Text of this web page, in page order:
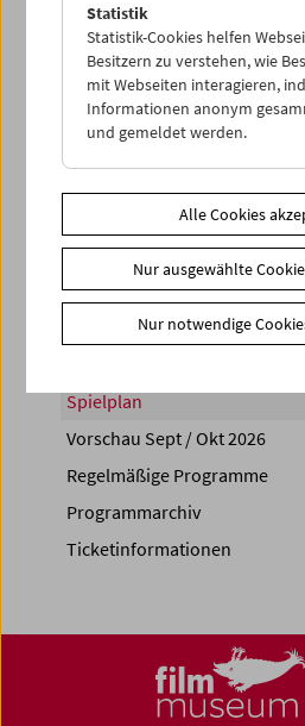
PROGRAMM ÜBERBLICK
Share on
Spielplan
Vorschau Sept / Okt 2026
Regelmäßige Programme
Programmarchiv
Ticketinformationen
Statistik
Statistik-Cookies helfen
Besitzern zu verstehen, wie
mit Webseiten interagieren,
Informationen anonym
und gemeldet werden.
Alle Cookies
Nur ausgewählte
Nur notwendige